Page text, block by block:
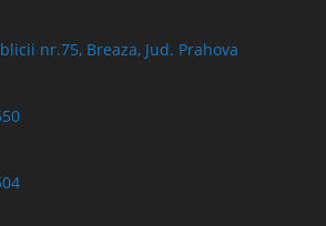
nr.75, Breaza, Jud. Prahova